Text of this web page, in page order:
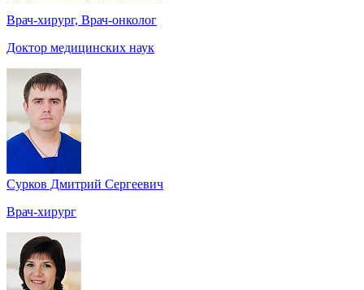
Врач-хирург, Врач-онколог
Доктор медицинских наук
Сурков Дмитрий Сергеевич
Врач-хирург